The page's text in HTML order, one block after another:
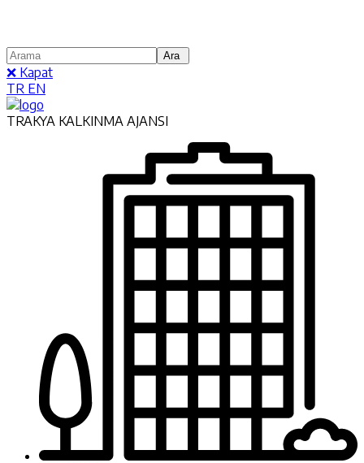
❌ Kapat
TR EN
TRAKYA KALKINMA AJANSI